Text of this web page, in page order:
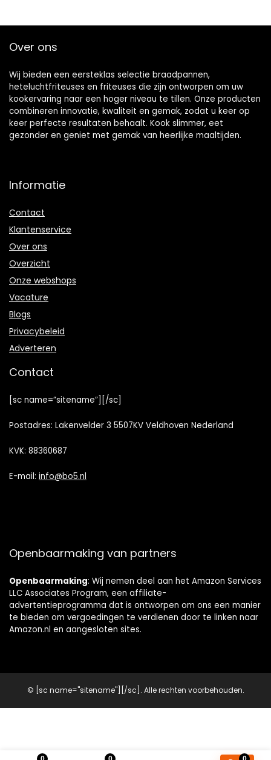
watt
Over ons
Wij bieden een eersteklas selectie braadpannen,
heteluchtfriteuses en friteuses die zijn ontworpen om uw
kookervaring naar een hoger niveau te tillen. Onze producten
combineren innovatie, kwaliteit en gemak, zodat u keer op
keer perfecte resultaten behaalt. Kook slimmer, eet
gezonder en geniet met gemak van heerlijke maaltijden.
Informatie
Contact
Klantenservice
Over ons
Overzicht
Onze webshops
Vacature
Blogs
Privacybeleid
Adverteren
Contact
[sc name=”sitename”][/sc]
Postadres: Lakenvelder 3 5507KV Veldhoven Nederland
KVK: 88360687
E-mail: info@bo5.nl
Openbaarmaking van partners
Openbaarmaking: Wij nemen deel aan het Amazon Services
LLC Associates Program, een affiliate-
advertentieprogramma dat is ontworpen om ons een manier
te bieden om vergoedingen te verdienen door te linken naar
Amazon.nl en aangesloten sites.
© [sc name="sitename"][/sc]. Alle rechten voorbehouden.